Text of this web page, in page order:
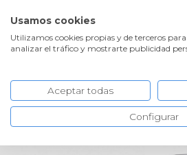
ORDENAR
Usamos cookies
Utilizamos cookies propias y de terceros
analizar el tráfico y mostrarte publicidad
Aceptar todas
Configurar